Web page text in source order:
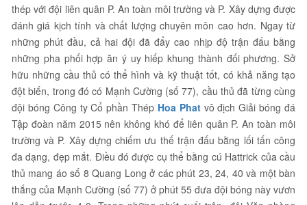
thép với đội liên quân P. An toàn môi trường và P. Xây dựng được
đánh giá kịch tính và chất lượng chuyên môn cao hơn. Ngay từ
những phút đầu, cả hai đội đã đẩy cao nhịp độ trận đấu bằng
những pha phối hợp ăn ý uy hiếp khung thành đối phương. Sở
hữu những cầu thủ có thể hình và kỹ thuật tốt, có khả năng tạo
đột biến, trong đó có Mạnh Cường (số 77), cầu thủ đã từng cùng
đội bóng Công ty Cổ phần Thép Hoa Phatvô địch Giải bóng đá
Tập đoàn năm 2015 nên không khó để liên quân P. An toàn môi
trường và P. Xây dựng chiếm ưu thế trận đấu bằng lối tấn công
đa dạng, đẹp mắt. Điều đó được cụ thể bằng cú Hattrick của cầu
thủ mang áo số 8 Quang Long ở các phút 23, 24, 40 và một bàn
thắng của Mạnh Cường (số 77) ở phút 55 đưa đội bóng này vươn